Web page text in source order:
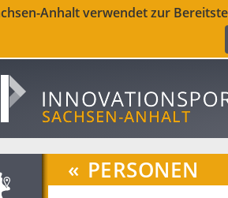
Anhalt verwendet zur
« PERSONEN